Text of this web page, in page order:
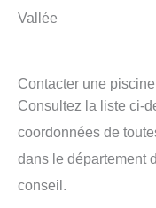
Vallée
Contacter une
Consultez la liste ci-
coordonnées de
dans le département
conseil.